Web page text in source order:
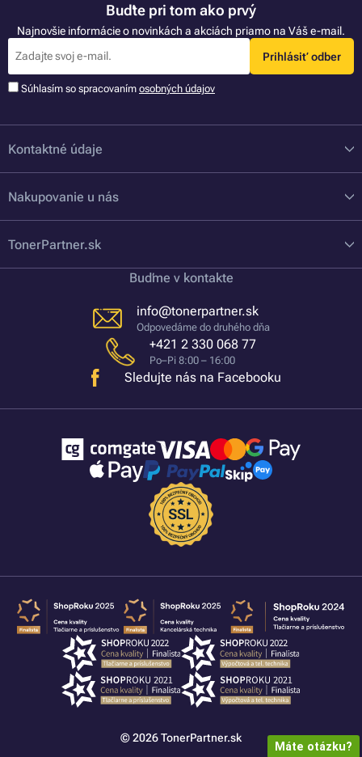
Buďte pri tom ako prvý
Najnovšie informácie o novinkách a akciách priamo na Váš e-mail.
Prihlásiť odber
Súhlasím so spracovaním osobných údajov
Kontaktné údaje
Nakupovanie u nás
TonerPartner.sk
Buďme v kontakte
info@tonerpartner.sk
Odpovedáme do druhého dňa
+421 2 330 068 77
Po–Pi 8:00 – 16:00
Sledujte nás na Facebooku
© 2026 TonerPartner.sk
Máte otázku?